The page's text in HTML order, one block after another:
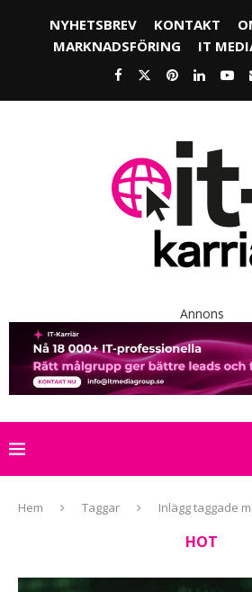
NYHETSBREV KONTAKT
MARKNADSFÖRING
IT
Annons
Hem Taggar Inlägg taggade
HOT